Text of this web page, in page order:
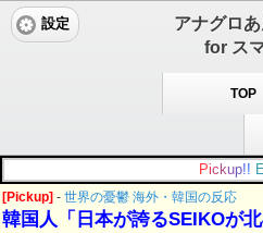
アナグロ
for ス
設定
TOP
Pic kup!! E
[Pickup] - 世界の憂鬱 海外・韓国の反応
韓国人「日本が誇るSEIKOが